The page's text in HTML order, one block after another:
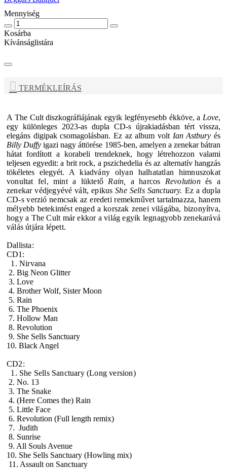
Mennyiség
Kosárba
Kívánságlistára
TERMÉKLEÍRÁS
A The Cultdiszkográfiájának egyik legfényesebb ékköve, a Love,
egy különleges 2023-as dupla CD-s újrakiadásban tért vissza,
elegáns digipak csomagolásban. Ez az album volt Ian Astbury és
Billy Duffyigazi nagy áttörése 1985-ben, amelyen a zenekar bátran
hátat fordított a korabeli trendeknek, hogy létrehozzon valami
teljesen egyedit: a brit rock, a pszichedelia és az alternatív hangzás
tökéletes elegyét. A kiadvány olyan halhatatlan himnuszokat
vonultat fel, mint a lüktető Rain, a harcos Revolutionés a
zenekar védjegyévé vált, epikusShe Sells Sanctuary. Ez a dupla
CD-s verzió nemcsak az eredeti remekművet tartalmazza, hanem
mélyebb betekintést enged a korszak zenei világába, bizonyítva,
hogy a The Cult már ekkor a világ egyik legnagyobb zenekarává
válás útjára lépett.
Dallista:
CD1:
1. Nirvana
2. Big Neon Glitter
3. Love
4. Brother Wolf, Sister Moon
5. Rain
6. The Phoenix
7. Hollow Man
8. Revolution
9. She Sells Sanctuary
10. Black Angel
CD2:
1. She Sells Sanctuary (Long version)
2. No. 13
3. The Snake
4. (Here Comes the) Rain
5. Little Face
6. Revolution (Full length remix)
7. Judith
8. Sunrise
9. All Souls Avenue
10. She Sells Sanctuary (Howling mix)
11. Assault on Sanctuary